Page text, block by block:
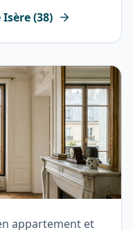
Isère(38)
appartement et